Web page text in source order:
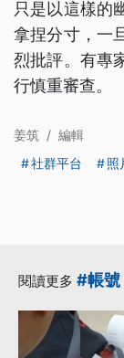
只是以這樣的
拿捏分寸，一
烈批評。有專
行慎重審查。
姜筑 / 編輯
社群平台
照
閱讀更多 #帳號